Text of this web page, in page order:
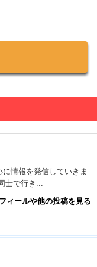
情報を発信していきま
士で行き...
ィールや他の投稿を見る